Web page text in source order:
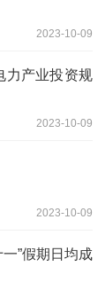
2023-10-09
力产业投资规
2023-10-09
2023-10-09
”假期日均成